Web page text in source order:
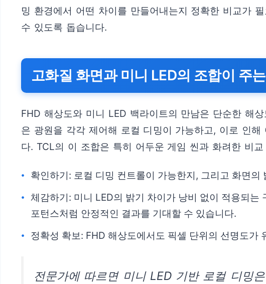
밍 환경에서 어떤 차이를 만들어내는지 정확한 비교가
수 있도록 돕습니다.
고화질 화면과 미니 LED의 조합이 주
FHD 해상도와 미니 LED 백라이트의 만남은 단순한 해
은 광원을 각각 제어해 로컬 디밍이 가능하고, 이로 인
다. TCL의 이 조합은 특히 어두운 게임 씬과 화려한 비
확인하기: 로컬 디밍 컨트롤이 가능한지, 그리고 화면
체감하기: 미니 LED의 밝기 차이가 낭비 없이 적용되
포턴스처럼 안정적인 결과를 기대할 수 있습니다.
정확성 확보: FHD 해상도에서도 픽셀 단위의 선명도
전문가에 따르면 미니 LED 기반 로컬 디밍